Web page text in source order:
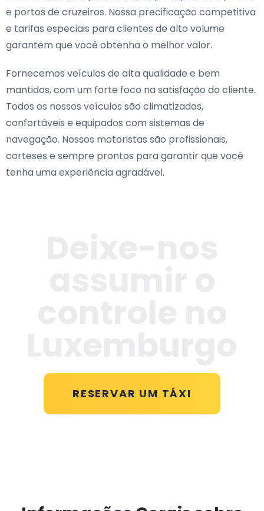
e portos de cruzeiros. Nossa precificação competitiva
e tarifas especiais para clientes de alto volume
garantem que você obtenha o melhor valor.
Fornecemos veículos de alta qualidade e bem
mantidos, com um forte foco na satisfação do cliente.
Todos os nossos veículos são climatizados,
confortáveis e equipados com sistemas de
navegação. Nossos motoristas são profissionais,
corteses e sempre prontos para garantir que você
tenha uma experiência agradável.
RESERVAR UM TÁXI